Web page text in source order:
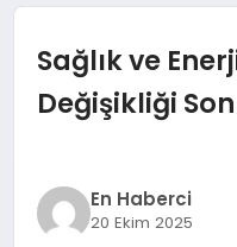
SAĞLIK
TEKNOLOJI
DÜNYA
Sağlık ve
Değişikliği
En Haberci
20 Ekim 2025